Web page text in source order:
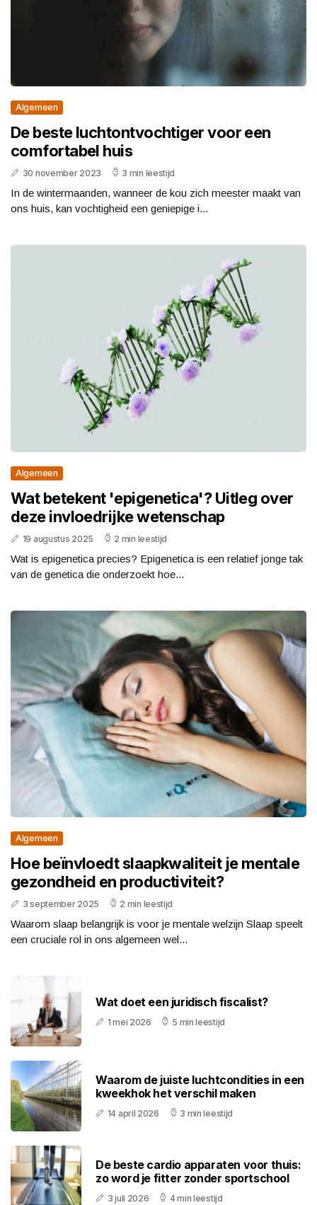
Algemeen
De beste luchtontvochtiger voor een
comfortabel huis
30 november 2023 3 min leestijd
In de wintermaanden, wanneer de kou zich meester maakt van
ons huis, kan vochtigheid een geniepige i...
Algemeen
Wat betekent 'epigenetica'? Uitleg over
deze invloedrijke wetenschap
19 augustus 2025 2 min leestijd
Wat is epigenetica precies? Epigenetica is een relatief jonge tak
van de genetica die onderzoekt hoe...
Algemeen
Hoe beïnvloedt slaapkwaliteit je mentale
gezondheid en productiviteit?
3 september 2025 2 min leestijd
Waarom slaap belangrijk is voor je mentale welzijn Slaap speelt
een cruciale rol in ons algemeen wel...
Wat doet een juridisch fiscalist?
1 mei 2026 5 min leestijd
Waarom de juiste luchtcondities in een
kweekhok het verschil maken
14 april 2026 3 min leestijd
De beste cardio apparaten voor thuis:
zo word je fitter zonder sportschool
3 juli 2026 4 min leestijd